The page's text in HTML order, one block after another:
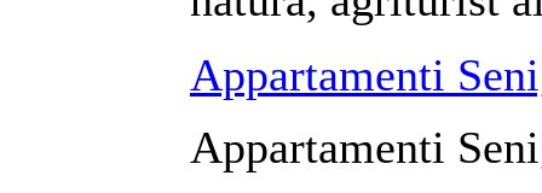
Appartamenti
Appartamenti